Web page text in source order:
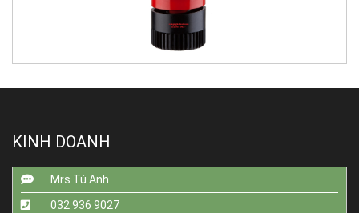
KINH DOANH
Mrs Tú Anh
032 936 9027